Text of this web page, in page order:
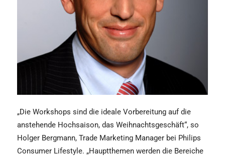
„Die Workshops sind die ideale Vorbereitung auf die
anstehende Hochsaison, das Weihnachtsgeschäft“, so
Holger Bergmann, Trade Marketing Manager bei Philips
Consumer Lifestyle. „Hauptthemen werden die Bereiche